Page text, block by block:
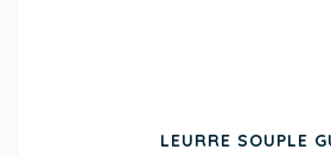
LEURRE SOUPLE